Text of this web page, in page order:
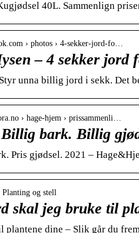
40L. Sammenlign
› photos › 4-sekker-jord-fo…
– 4 sekker
unna billig jord i sekk. Det
› hage-hjem › prissammenli…
bark. Billig
Pris gjødsel. 2021 –
Planting og stell
skal jeg bruke til
dine – Slik går du